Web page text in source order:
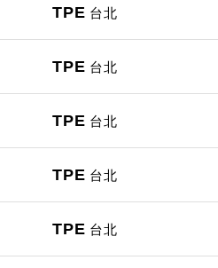
TPE 台北
TPE 台北
TPE 台北
TPE 台北
TPE 台北